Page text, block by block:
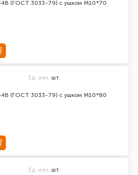
(ГОСТ 3033-79) с ушком М10*70
(ГОСТ 3033-79) с ушком М10*80
Ед. изм. шт.
Ед. изм. шт.